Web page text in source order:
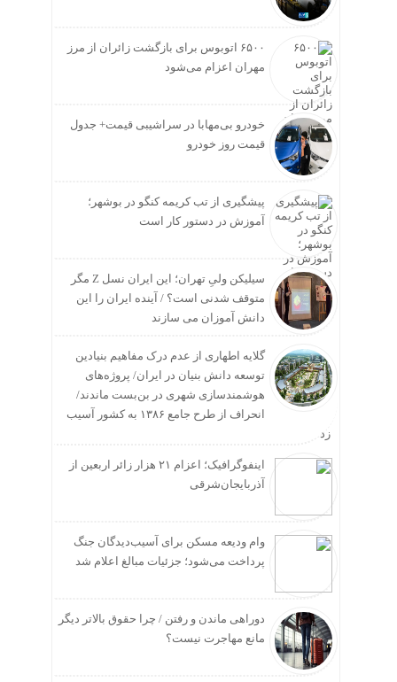
۶۵۰۰ اتوبوس برای بازگشت زائران از مرز
مهران اعزام می‌شود
خودرو بی‌مهابا در سراشیبی قیمت+ جدول
قیمت روز خودرو
پیشگیری از تب کریمه کنگو در بوشهر؛
آموزش در دستور کار است
سیلیکن ولیِ تهران؛ این ایران نسل Z مگر
متوقف شدنی است؟ / آینده ایران را این
دانش آموزان می سازند
گلایه اطهاری از عدم درک مفاهیم بنیادین
توسعه دانش بنیان در ایران/ پروژه‌های
هوشمندسازی شهری در بن‌بست ماندند/
انحراف از طرح جامع ۱۳۸۶ به کشور آسیب
زد
اینفوگرافیک؛ اعزام ۲۱ هزار زائر اربعین از
آذربایجان‌شرقی
وام ودیعه مسکن برای آسیب‌دیدگان جنگ
پرداخت می‌شود؛ جزئیات مبالغ اعلام شد
دوراهی ماندن و رفتن / چرا حقوق بالاتر دیگر
مانع مهاجرت نیست؟